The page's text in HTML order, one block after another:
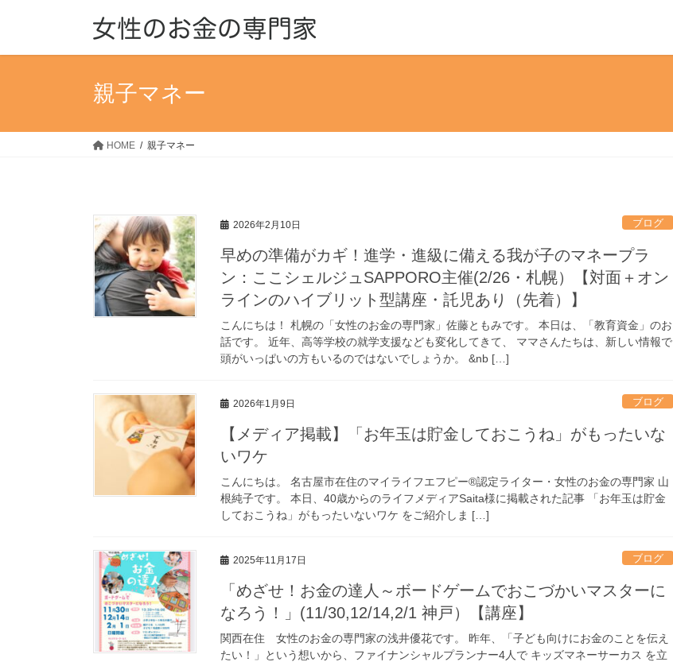
親子マネー
HOME 親子マネー
2026年2月10日 ブログ
早めの準備がカギ！進学・進級に備える我が子のマネープラ
ン：ここシェルジュSAPPORO主催(2/26・札幌）【対面＋オン
ラインのハイブリット型講座・託児あり（先着）】
こんにちは！ 札幌の「女性のお金の専門家」佐藤ともみです。 本日は、「教育資金」のお
話です。 近年、高等学校の就学支援なども変化してきて、 ママさんたちは、新しい情報で
頭がいっぱいの方もいるのではないでしょうか。 &nb […]
2026年1月9日 ブログ
【メディア掲載】「お年玉は貯金しておこうね」がもったいな
いワケ
こんにちは。 名古屋市在住のマイライフエフピー®認定ライター・女性のお金の専門家 山
根純子です。 本日、40歳からのライフメディアSaita様に掲載された記事 「お年玉は貯金
しておこうね」がもったいないワケ をご紹介しま […]
2025年11月17日 ブログ
「めざせ！お金の達人～ボードゲームでおこづかいマスターに
なろう！」(11/30,12/14,2/1 神戸）【講座】
関西在住 女性のお金の専門家の浅井優花です。 昨年、「子ども向けにお金のことを伝え
たい！」という想いから、ファイナンシャルプランナー4人で キッズマネーサーカス を立